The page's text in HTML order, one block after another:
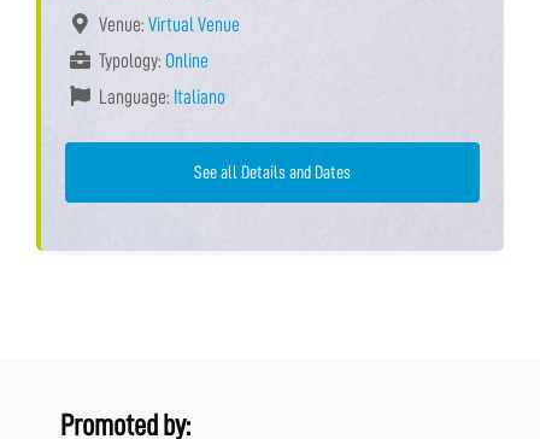
Venue: Virtual Venue
Typology: Online
Language: Italiano
See all Details and Dates
Promoted by: